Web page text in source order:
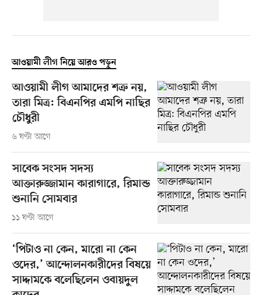
আওয়ামী লীগ নিয়ে আরও পড়ুন
আওয়ামী লীগ আমাদের শত্রু নয়,
তারা মিত্র: বিএনপির এমপি নাছির
চৌধুরী
৬ ঘণ্টা আগে
সাবেক সংসদ সদস্য
আক্তারুজ্জামান কারাগারে, রিমান্ড
শুনানি সোমবার
১১ ঘণ্টা আগে
‘পিটাও না কেন, মারো না কেন
ওদের,’ আন্দোলনকারীদের বিষয়ে
সাদ্দামকে বলেছিলেন ওবায়দুল